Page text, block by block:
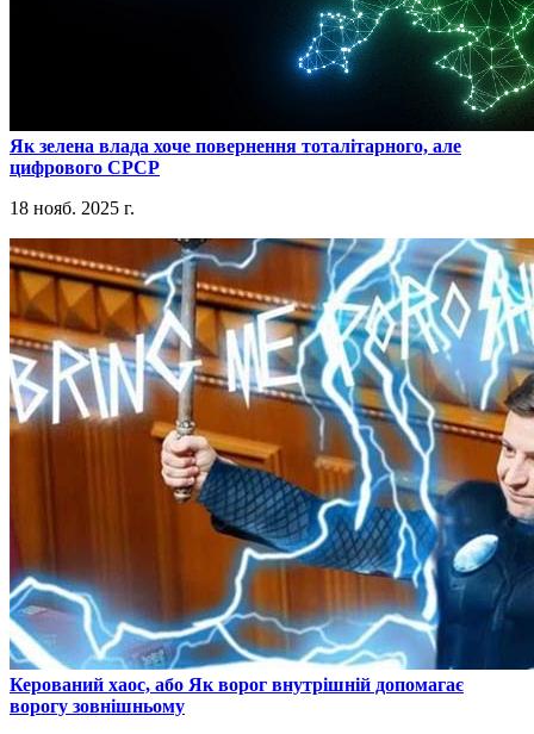
​Як зелена влада хоче повернення тоталітарного, але
цифрового СРСР
18 нояб. 2025 г.
​Керований хаос, або Як ворог внутрішній допомагає
ворогу зовнішньому